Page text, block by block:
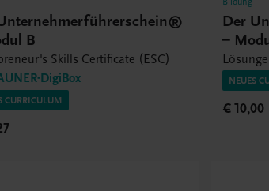
B
Skills Certificate (ESC)
DigiBox
CURRICULUM
Der
–
NEUES
€ 10,00